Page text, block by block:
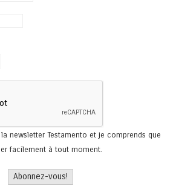
newsletter Testamento et je comprends que
facilement à tout moment.